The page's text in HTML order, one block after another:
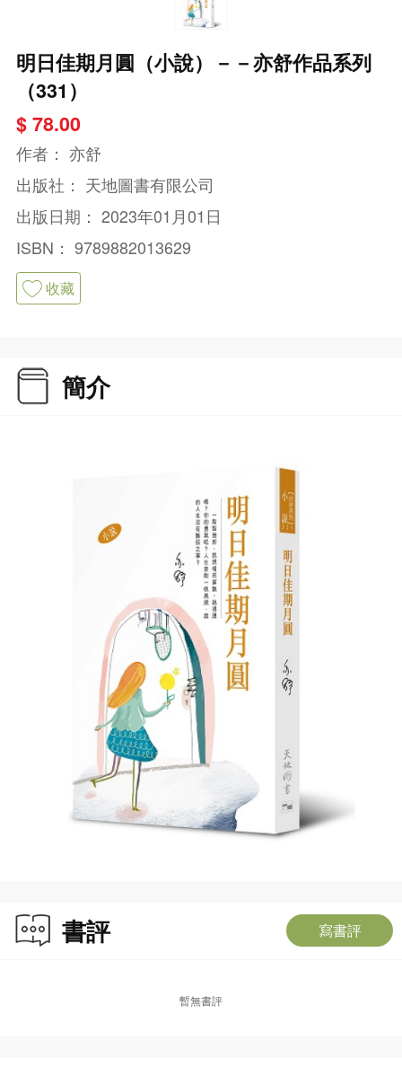
明日佳期月圓（小說）－－亦舒作品系列
（331）
$ 78.00
作者： 亦舒
出版社： 天地圖書有限公司
出版日期： 2023年01月01日
ISBN： 9789882013629
收藏
簡介
書評 寫書評
暫無書評